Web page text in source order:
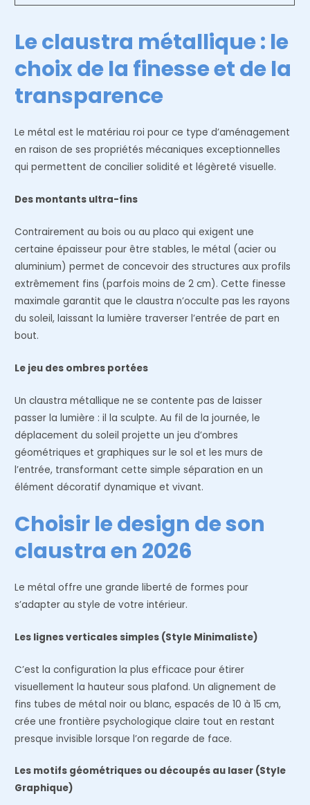
Le claustra métallique : le
choix de la finesse et de la
transparence
Le métal est le matériau roi pour ce type d’aménagement
en raison de ses propriétés mécaniques exceptionnelles
qui permettent de concilier solidité et légèreté visuelle.
Des montants ultra-fins
Contrairement au bois ou au placo qui exigent une
certaine épaisseur pour être stables, le métal (acier ou
aluminium) permet de concevoir des structures aux profils
extrêmement fins (parfois moins de 2 cm). Cette finesse
maximale garantit que le claustra n’occulte pas les rayons
du soleil, laissant la lumière traverser l’entrée de part en
bout.
Le jeu des ombres portées
Un claustra métallique ne se contente pas de laisser
passer la lumière : il la sculpte. Au fil de la journée, le
déplacement du soleil projette un jeu d’ombres
géométriques et graphiques sur le sol et les murs de
l’entrée, transformant cette simple séparation en un
élément décoratif dynamique et vivant.
Choisir le design de son
claustra en 2026
Le métal offre une grande liberté de formes pour
s’adapter au style de votre intérieur.
Les lignes verticales simples (Style Minimaliste)
C’est la configuration la plus efficace pour étirer
visuellement la hauteur sous plafond. Un alignement de
fins tubes de métal noir ou blanc, espacés de 10 à 15 cm,
crée une frontière psychologique claire tout en restant
presque invisible lorsque l’on regarde de face.
Les motifs géométriques ou découpés au laser (Style
Graphique)